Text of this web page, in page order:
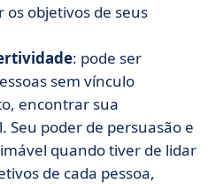
objetivos de seus
: pode ser
sem vínculo
encontrar sua
Seu poder de persuasão e
quando tiver de lidar
de cada pessoa,